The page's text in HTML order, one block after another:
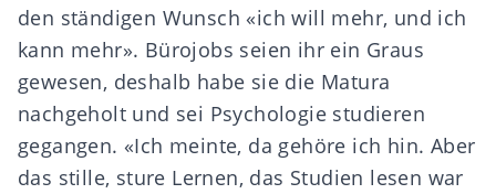
den ständigen Wunsch «ich will mehr, und ich
kann mehr». Bürojobs seien ihr ein Graus
gewesen, deshalb habe sie die Matura
nachgeholt und sei Psychologie studieren
gegangen. «Ich meinte, da gehöre ich hin. Aber
das stille, sture Lernen, das Studien lesen war